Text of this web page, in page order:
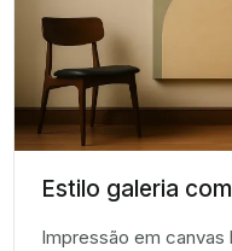
Estilo galeria
Impressão em canvas